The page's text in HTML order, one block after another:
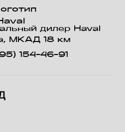
дилер Haval
МКАД 18 км
154-46-91